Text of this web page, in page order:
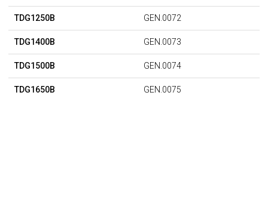
TDG1250B GEN.0072
TDG1400B GEN.0073
TDG1500B GEN.0074
TDG1650B GEN.0075